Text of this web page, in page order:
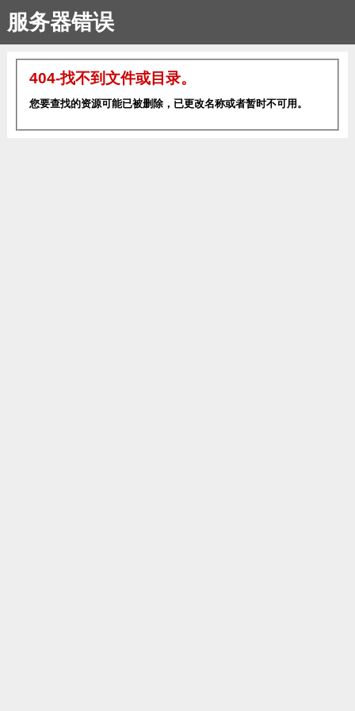
服务器错误
404-找不到文件或目录。
您要查找的资源可能已被删除，已更改名称或者暂时不可用。